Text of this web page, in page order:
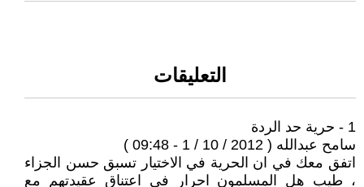
التعليقات
1 - حرية حد الردة
سامح عبدالله ( 2012 / 10 / 1 - 09:48 )
اتفق معك في ان الحرية في الاختيار تسبق حسن الجزاء
، طيب هل المسلمون احرار في اعتناق عقيدتهم مع